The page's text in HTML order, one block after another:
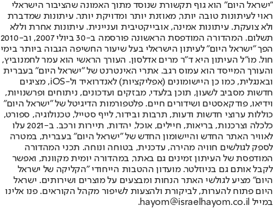
"ישראל היום" הוא גוף תקשורת שנוסד מתוך האמונה שהציבור הישראלי
ראוי לעיתונות טובה יותר, מאוזנת יותר ומדויקת יותר. עיתונות שמדברת
ולא צועקת. עיתונות אמינה, אובייקטיבית ועניינית. עיתונות אחרת וללא
תשלום. המהדורה המודפסת הראשונה פורסמה ב-30 ביולי 2007, וב-2010
הפך "ישראל היום" לעיתון הישראלי בעל שיעור החשיפה הגבוה ביותר בימי
חול. מו"ל העיתון היא ד"ר מרים אדלסון. העורך הראשי הוא עמר לחמנוביץ,
והעורך המייסד הוא עמוס רגב. אתרי האינטרנט של "ישראל היום" בעברית
ובאנגלית, כמו כן היישומונים (אפליקציות) לאנדרואיד ול-iOS, מציגים
חדשות מסביב לשעון, תוכן בלעדי, מבזקים ועדכונים, ניתוחים ופרשנויות,
וידיאו, פודקאסטים ושידורים חיים. פלטפורמות הדיגיטל של "ישראל היום"
כוללות ערוצי חדשות ודעות, תרבות ובידור, לייף סטייל, טכנולוגיה, ספורט,
כלכלה וצרכנות, בריאות, חיילים, אוכל, יהדות, תיירות ורכב. ב-2021 עלו
לאוויר האתר החדש והיישומון החדש של "ישראל היום" בעברית, במטרה
לספק לגולשים חוויה מהירה, עדכנית, בטוחה ונוחה. תכני המהדורה
המודפסת של העיתון זמינים גם באתר, במהדורה יומית מקוונת, ואפשר
לקבל אותם גם בניוזלטר. מועדון ההטבות הייחודי "הקליקה של ישראל
היום" מציע לגולשי האתר הנחות ומבצעים על מוצרים ושירותים. ישראל
היום פתוח להערות, לביקורת ולהצעות לשיפור מקהל הקוראים. פנו אלינו
במייל hayom@israelhayom.co.il.